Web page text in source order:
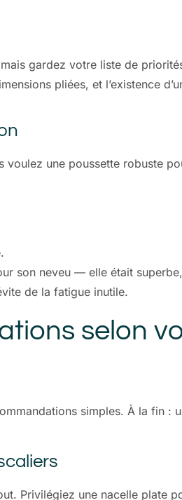
gardez votre liste de
pliées, et l’existence
une poussette robuste
son neveu — elle était
de la fatigue inutile.
selon
simples. À la fin :
Privilégiez une nacelle plate